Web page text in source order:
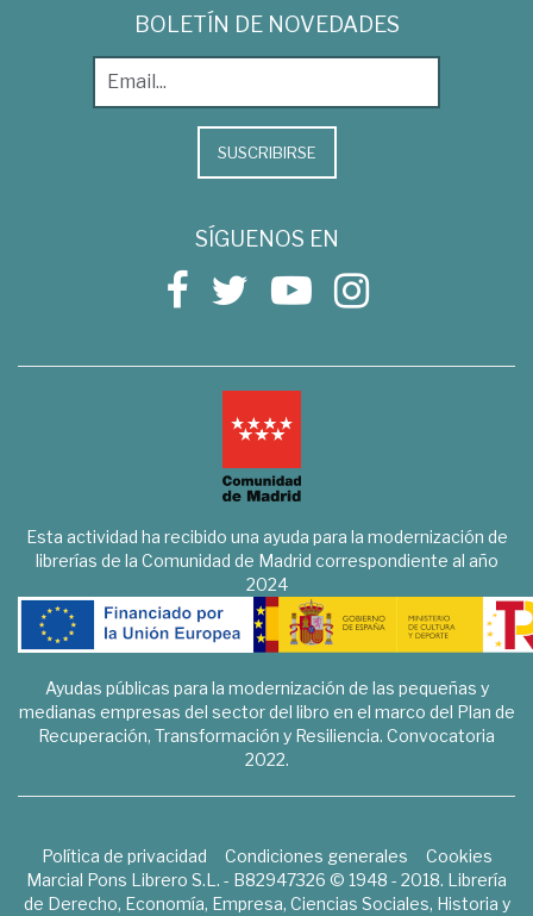
BOLETÍN DE NOVEDADES
SUSCRIBIRSE
SÍGUENOS EN
Esta actividad ha recibido una ayuda para la modernización de
librerías de la Comunidad de Madrid correspondiente al año
2024
Ayudas públicas para la modernización de las pequeñas y
medianas empresas del sector del libro en el marco del Plan de
Recuperación, Transformación y Resiliencia. Convocatoria
2022.
Política de privacidad Condiciones generales
Cookies
Marcial Pons Librero S.L. - B82947326 © 1948 - 2018. Librería
de Derecho, Economía, Empresa, Ciencias Sociales, Historia y